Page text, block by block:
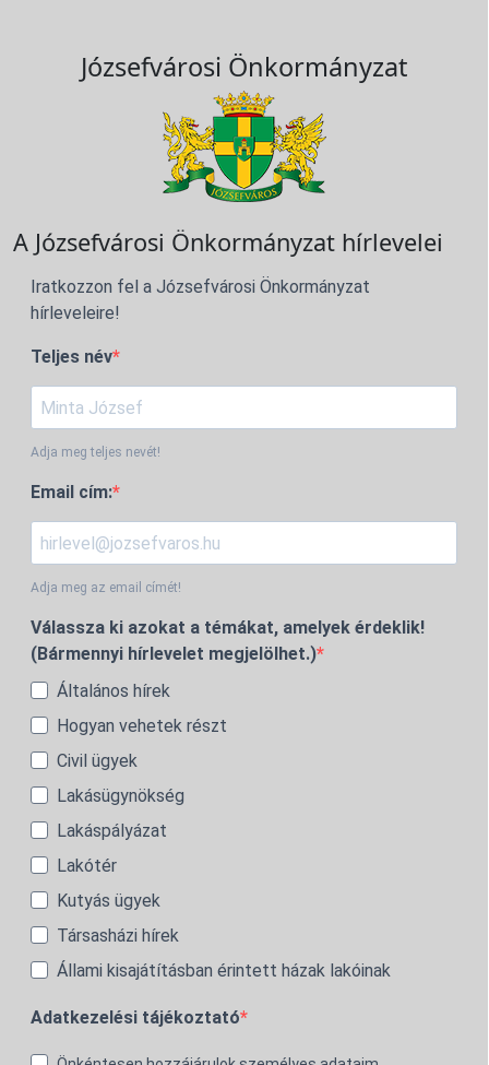
Józsefvárosi Önkormányzat
A Józsefvárosi Önkormányzat hírlevelei
Iratkozzon fel a Józsefvárosi Önkormányzat
hírleveleire!
Teljes név
Adja meg teljes nevét!
Email cím:
Adja meg az email címét!
Válassza ki azokat a témákat, amelyek érdeklik!
(Bármennyi hírlevelet megjelölhet.)
Általános hírek
Hogyan vehetek részt
Civil ügyek
Lakásügynökség
Lakáspályázat
Lakótér
Kutyás ügyek
Társasházi hírek
Állami kisajátításban érintett házak lakóinak
Adatkezelési tájékoztató